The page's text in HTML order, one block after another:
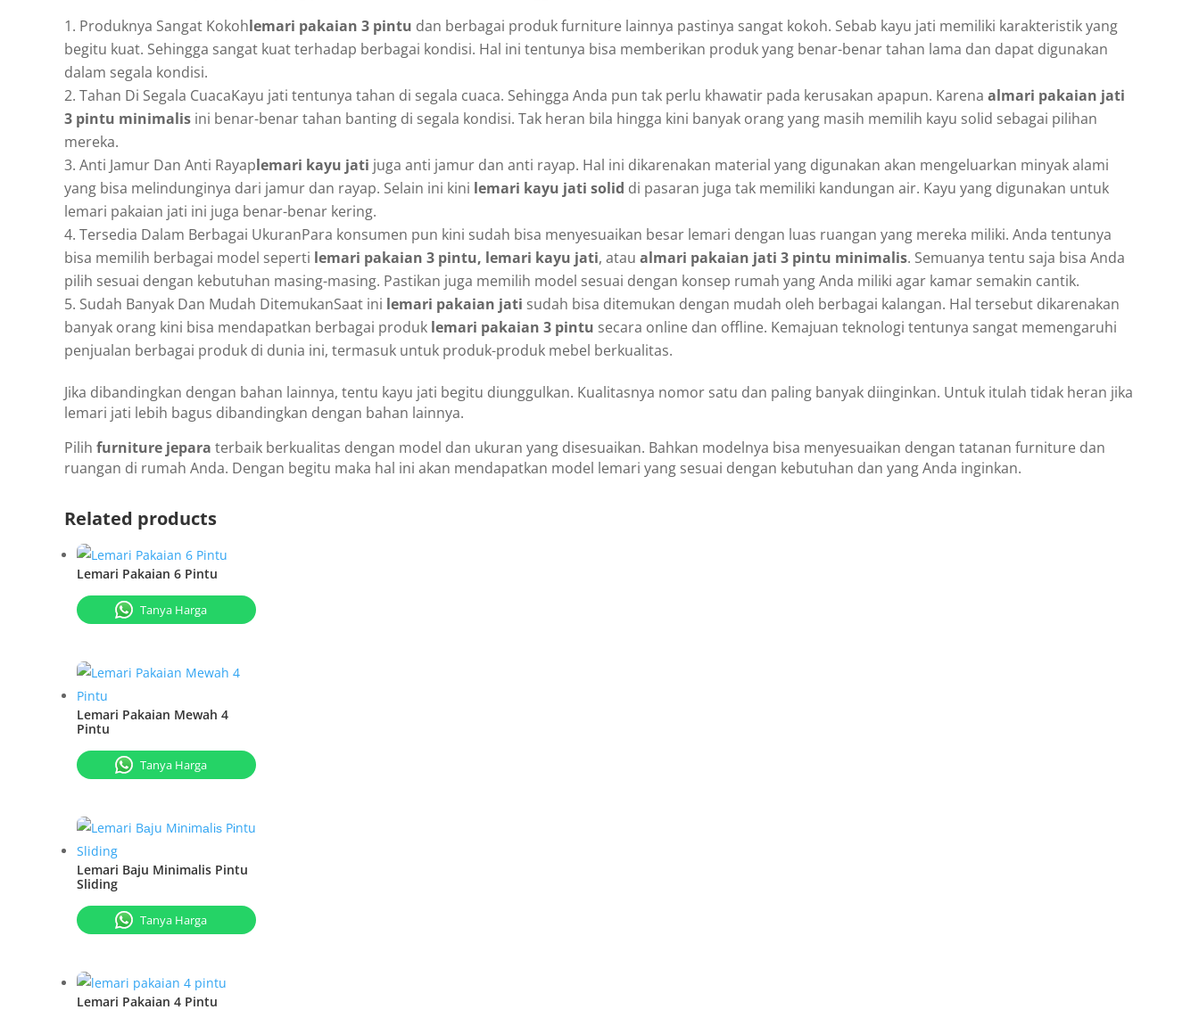
Produknya Sangat Kokohlemari pakaian 3 pintu dan berbagai produk furniture lainnya pastinya sangat kokoh. Sebab kayu jati memiliki karakteristik yang
begitu kuat. Sehingga sangat kuat terhadap berbagai kondisi. Hal ini tentunya bisa memberikan produk yang benar-benar tahan lama dan dapat digunakan
dalam segala kondisi.
Tahan Di Segala CuacaKayu jati tentunya tahan di segala cuaca. Sehingga Anda pun tak perlu khawatir pada kerusakan apapun. Karena almari pakaian jati
3 pintu minimalis ini benar-benar tahan banting di segala kondisi. Tak heran bila hingga kini banyak orang yang masih memilih kayu solid sebagai pilihan
mereka.
Anti Jamur Dan Anti Rayaplemari kayu jati juga anti jamur dan anti rayap. Hal ini dikarenakan material yang digunakan akan mengeluarkan minyak alami
yang bisa melindunginya dari jamur dan rayap. Selain ini kini lemari kayu jati solid di pasaran juga tak memiliki kandungan air. Kayu yang digunakan untuk
lemari pakaian jati ini juga benar-benar kering.
Tersedia Dalam Berbagai UkuranPara konsumen pun kini sudah bisa menyesuaikan besar lemari dengan luas ruangan yang mereka miliki. Anda tentunya
bisa memilih berbagai model seperti lemari pakaian 3 pintu, lemari kayu jati, atau almari pakaian jati 3 pintu minimalis. Semuanya tentu saja bisa Anda
pilih sesuai dengan kebutuhan masing-masing. Pastikan juga memilih model sesuai dengan konsep rumah yang Anda miliki agar kamar semakin cantik.
Sudah Banyak Dan Mudah DitemukanSaat ini lemari pakaian jati sudah bisa ditemukan dengan mudah oleh berbagai kalangan. Hal tersebut dikarenakan
banyak orang kini bisa mendapatkan berbagai produk lemari pakaian 3 pintu secara online dan offline. Kemajuan teknologi tentunya sangat memengaruhi
penjualan berbagai produk di dunia ini, termasuk untuk produk-produk mebel berkualitas.
Jika dibandingkan dengan bahan lainnya, tentu kayu jati begitu diunggulkan. Kualitasnya nomor satu dan paling banyak diinginkan. Untuk itulah tidak heran jika
lemari jati lebih bagus dibandingkan dengan bahan lainnya.
Pilih furniture jepara terbaik berkualitas dengan model dan ukuran yang disesuaikan. Bahkan modelnya bisa menyesuaikan dengan tatanan furniture dan
ruangan di rumah Anda. Dengan begitu maka hal ini akan mendapatkan model lemari yang sesuai dengan kebutuhan dan yang Anda inginkan.
Related products
Lemari Pakaian 6 Pintu
Tanya Harga
Lemari Pakaian Mewah 4
Pintu
Tanya Harga
Lemari Baju Minimalis Pintu
Sliding
Tanya Harga
Lemari Pakaian 4 Pintu